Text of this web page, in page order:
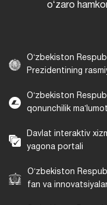
oʻzaro
Oʻzbekiston
Prezidentining
Oʻzbekiston
qonunchilik
Davlat interaktiv
yagona portali
Oʻzbekiston
fan va